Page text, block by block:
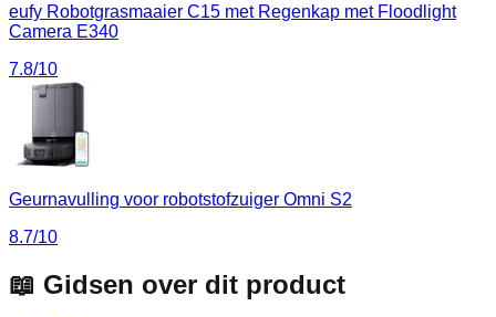
eufy Robotgrasmaaier C15 met Regenkap met Floodlight
Camera E340
7.8/10
Geurnavulling voor robotstofzuiger Omni S2
8.7/10
📖 Gidsen over dit product